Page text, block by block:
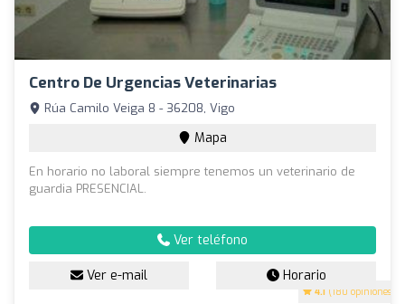
Centro De Urgencias Veterinarias
4.1 (180 opiniones)
Rúa Camilo Veiga 8 - 36208, Vigo
Mapa
En horario no laboral siempre tenemos un veterinario de
guardia PRESENCIAL.
Ver teléfono
Ver e-mail Horario